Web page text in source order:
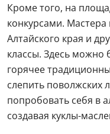
Кроме того, на
конкурсами.
Алтайского края и
классы. Здесь можно
горячее
слепить поволжских
попробовать себя в
создавая куклы-